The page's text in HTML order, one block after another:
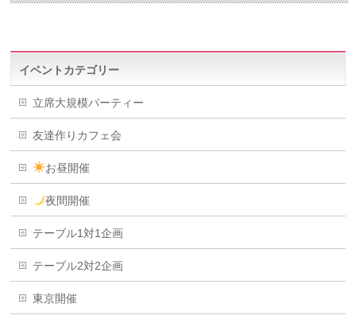
イベントカテゴリー
立席大規模パーティー
友達作りカフェ会
お昼開催
夜間開催
テーブル1対1企画
テーブル2対2企画
東京開催